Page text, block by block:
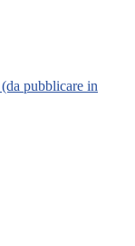
pubblicare in